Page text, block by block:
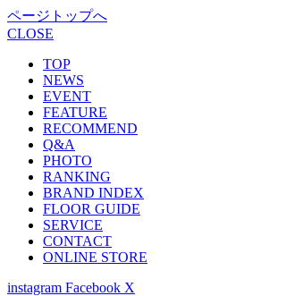
ページトップへ
CLOSE
TOP
NEWS
EVENT
FEATURE
RECOMMEND
Q&A
PHOTO
RANKING
BRAND INDEX
FLOOR GUIDE
SERVICE
CONTACT
ONLINE STORE
instagram Facebook X